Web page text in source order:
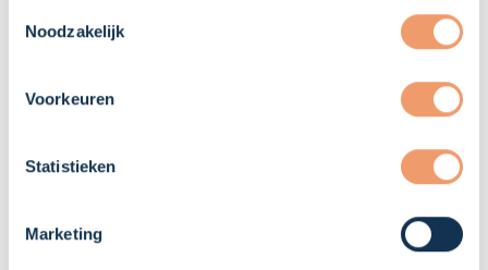
Noodzakelijk
Voorkeuren
Statistieken
Marketing